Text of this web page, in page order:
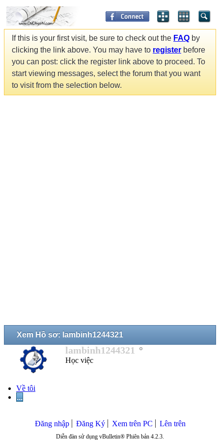
If this is your first visit, be sure to check out the FAQ by
clicking the link above. You may have to register before
you can post: click the register link above to proceed. To
start viewing messages, select the forum that you want
to visit from the selection below.
Xem Hồ sơ: lambinh1244321
lambinh1244321
Học việc
Về tôi
...
Đăng nhập Đăng Ký Xem trên PC Lên trên
Diễn đàn sử dụng vBulletin® Phiên bản 4.2.3.